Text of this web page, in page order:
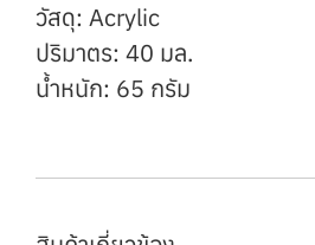
วัสดุ: Acrylic
ปริมาตร: 40 มล.
น้ำหนัก: 65 กรัม